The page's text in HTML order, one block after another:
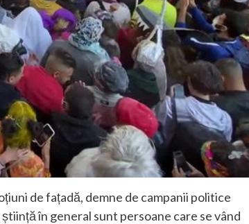
de fațadă, demne de campanii politice
în general sunt persoane care se vând